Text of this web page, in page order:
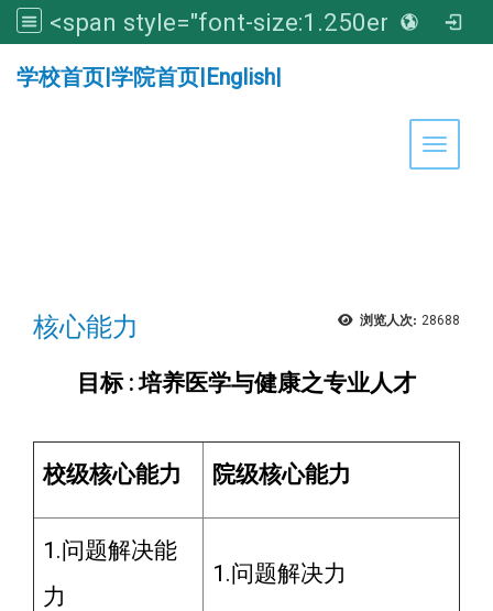
<span style="font-size:1.250em;"><strong>亚洲大学医学暨健康学院</strong></span>
学校首页|学院首页|English|
Toggle
浏览人次: 28688
核心能力
目标 : 培养医学与健康之专业人才
校级核心能力 院级核心能力
1.问题解决能
力
1.问题解决力